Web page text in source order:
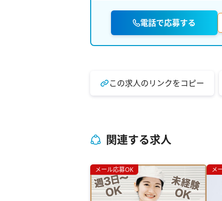
電話で応募する
この求人のリンクをコピー
関連する求人
メール応募OK メ